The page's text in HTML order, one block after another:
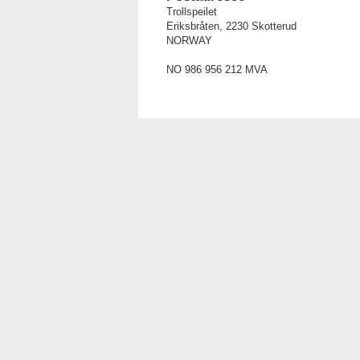
Trollspeilet
Eriksbråten, 2230 Skotterud
NORWAY
NO 986 956 212 MVA